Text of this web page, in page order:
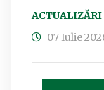
07 Iulie